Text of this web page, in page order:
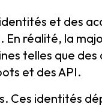
et des
En réalité, la
telles que
et des API.
Ces identités